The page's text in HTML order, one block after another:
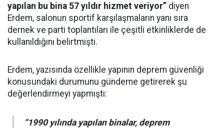
yapılan bu bina 57 yıldır hizmet veriyor” diyen
Erdem, salonun sportif karşılaşmaların yanı sıra
dernek ve parti toplantıları ile çeşitli etkinliklerde de
kullanıldığını belirtmişti.
Erdem, yazısında özellikle yapının deprem güvenliği
konusundaki durumunu gündeme getirerek şu
değerlendirmeyi yapmıştı:
“1990 yılında yapılan binalar, deprem